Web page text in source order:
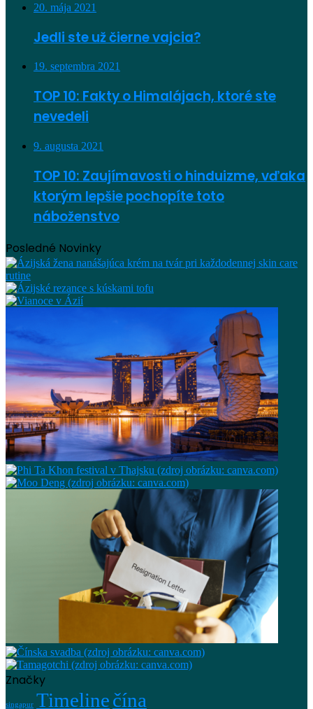
20. mája 2021
Jedli ste už čierne vajcia?
19. septembra 2021
TOP 10: Fakty o Himalájach, ktoré ste
nevedeli
9. augusta 2021
TOP 10: Zaujímavosti o hinduizme, vďaka
ktorým lepšie pochopíte toto
náboženstvo
Posledné Novinky
Značky
singapur Timelinečína